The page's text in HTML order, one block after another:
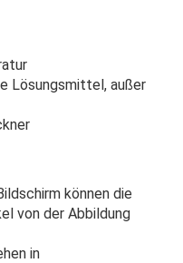
Lösungsmittel, außer
können die
von der Abbildung
in